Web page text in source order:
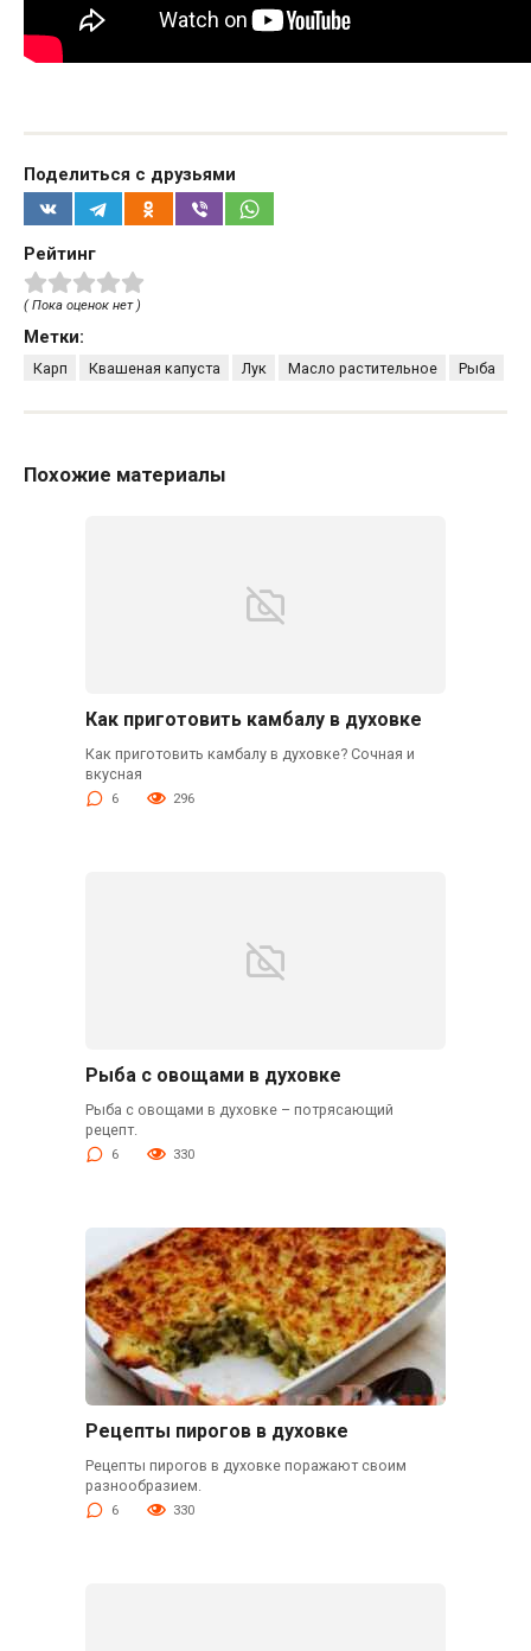
Поделиться с друзьями
Рейтинг
( Пока оценок нет )
Метки:
Карп Квашеная капуста Лук Масло растительное Рыба
Похожие материалы
Как приготовить камбалу в духовке
Как приготовить камбалу в духовке? Сочная и
вкусная
6 296
Рыба с овощами в духовке
Рыба с овощами в духовке – потрясающий
рецепт.
6 330
Рецепты пирогов в духовке
Рецепты пирогов в духовке поражают своим
разнообразием.
6 330